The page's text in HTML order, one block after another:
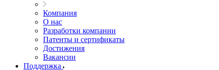
Компания
О нас
Разработки компании
Патенты и сертификаты
Достижения
Вакансии
Поддержка